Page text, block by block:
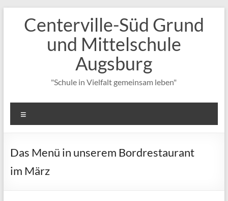
springenCenterville-Süd Grund
und Mittelschule
Augsburg
"Schule in Vielfalt gemeinsam leben"
Das Menü in unserem Bordrestaurant
im März